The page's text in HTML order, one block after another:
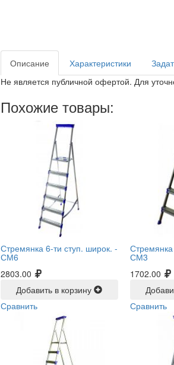
Описание Характеристики
Не является публичной офертой. Для
Похожие товары:
Стремянка 6-ти ступ. широк. -
СМ6
2803.00
Добавить в корзину
Сравнить
СМ3
1702.00
Сравнить